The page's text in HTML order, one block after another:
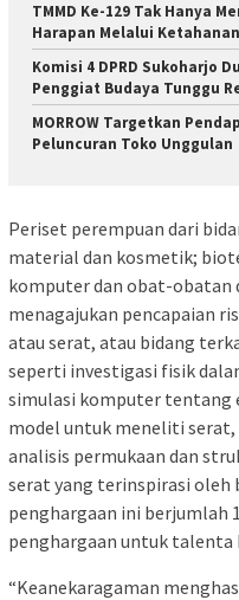
TMMD Ke-129 Tak Hanya
Harapan Melalui
Komisi 4 DPRD Sukoharjo
Penggiat Budaya Tunggu
MORROW Targetkan
Peluncuran Toko Unggulan
Periset perempuan dari
material dan kosmetik;
komputer dan obat-obatan
menagajukan pencapaian
atau serat, atau bidang
seperti investigasi fisik
simulasi komputer
model untuk meneliti
analisis permukaan dan
serat yang terinspirasi oleh
penghargaan ini berjumlah
penghargaan untuk talenta
“Keanekaragaman